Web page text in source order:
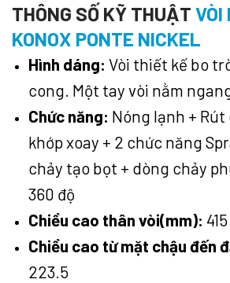
THÔNG SỐ KỸ THUẬT VÒI
KONOX PONTE NICKEL
Hình dáng: Vòi thiết kế bo
cong. Một tay vòi nằm
Chức năng: Nóng lạnh +
khớp xoay + 2 chức năng
chảy tạo bọt + dòng chảy
360 độ
Chiều cao thân vòi(mm): 415
Chiều cao từ mặt chậu đến
223.5